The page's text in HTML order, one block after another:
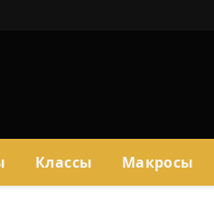
Классы Макросы